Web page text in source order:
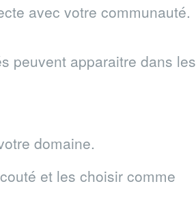
avec votre communauté.
peuvent apparaitre dans les
domaine.
et les choisir comme